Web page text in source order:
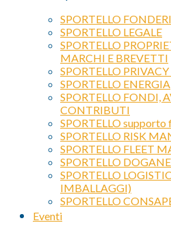
SPORTELLO
SPORTELLO LEGALE
SPORTELLO
MARCHI E BREVETTI
SPORTELLO
SPORTELLO ENERGIA
SPORTELLO FONDI,
CONTRIBUTI
SPORTELLO supporto
SPORTELLO RISK
SPORTELLO FLEET
SPORTELLO
SPORTELLO
IMBALLAGGI)
SPORTELLO
Eventi